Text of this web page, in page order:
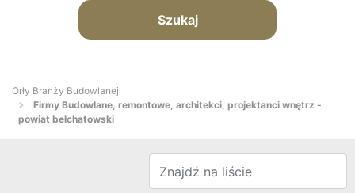
Szukaj
Orły Branży Budowlanej
Firmy Budowlane, remontowe, architekci, projektanci wnętrz -
powiat bełchatowski